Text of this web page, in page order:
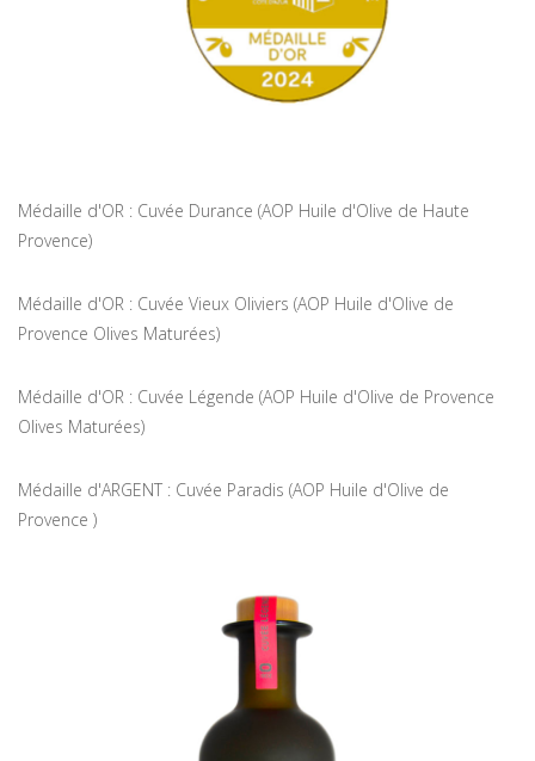
Médaille d'OR : Cuvée Durance (AOP Huile d'Olive de Haute
Provence)
Médaille d'OR : Cuvée Vieux Oliviers (AOP Huile d'Olive de
Provence Olives Maturées)
Médaille d'OR : Cuvée Légende (AOP Huile d'Olive de Provence
Olives Maturées)
Médaille d'ARGENT : Cuvée Paradis (AOP Huile d'Olive de
Provence )